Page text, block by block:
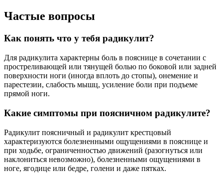
Частые вопросы
Как понять что у тебя радикулит?
Для радикулита характерны боль в пояснице в сочетании с
простреливающей или тянущей болью по боковой или задней
поверхности ноги (иногда вплоть до стопы), онемение и
парестезии, слабость мышц, усиление боли при подъеме
прямой ноги.
Какие симптомы при поясничном радикулите?
Радикулит поясничный и радикулит крестцовый
характеризуются болезненными ощущениями в пояснице и
при ходьбе, ограниченностью движений (разогнуться или
наклониться невозможно), болезненными ощущениями в
ноге, ягодице или бедре, голени и даже пятках.